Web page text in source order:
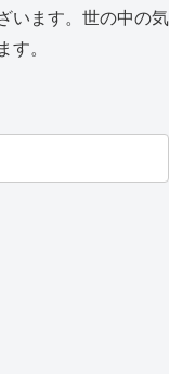
います。世の中の気
す。